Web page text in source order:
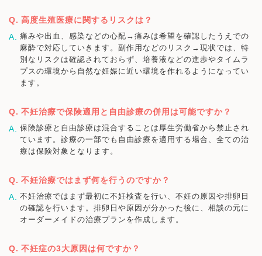
高度生殖医療に関するリスクは？
痛みや出血、感染などの心配→痛みは希望を確認したうえでの
麻酔で対応していきます。副作用などのリスク→現状では、特
別なリスクは確認されておらず、培養液などの進歩やタイムラ
プスの環境から自然な妊娠に近い環境を作れるようになってい
ます。
不妊治療で保険適用と自由診療の併用は可能ですか？
保険診療と自由診療は混合することは厚生労働省から禁止され
ています。診療の一部でも自由診療を適用する場合、全ての治
療は保険対象となります。
不妊治療ではまず何を行うのですか？
不妊治療ではまず最初に不妊検査を行い、不妊の原因や排卵日
の確認を行います。排卵日や原因が分かった後に、相談の元に
オーダーメイドの治療プランを作成します。
不妊症の3大原因は何ですか？